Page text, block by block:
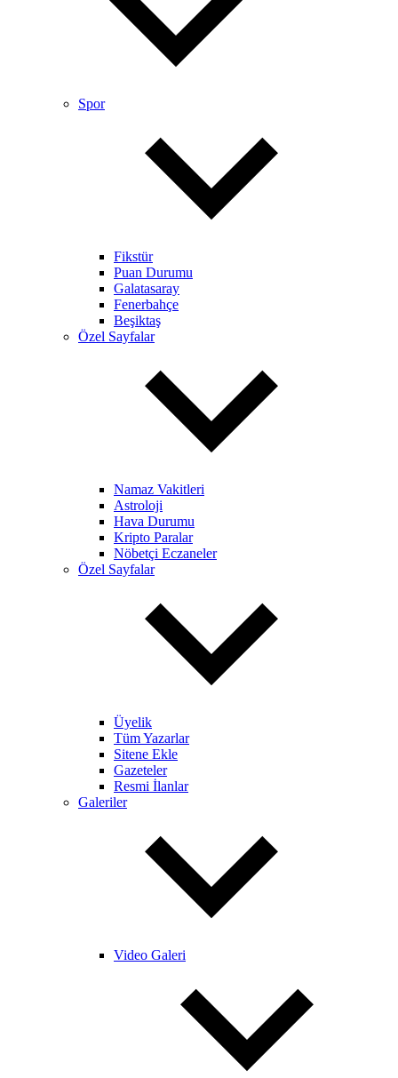
Spor
Fikstür
Puan Durumu
Galatasaray
Fenerbahçe
Beşiktaş
Özel Sayfalar
Namaz Vakitleri
Astroloji
Hava Durumu
Kripto Paralar
Nöbetçi Eczaneler
Özel Sayfalar
Üyelik
Tüm Yazarlar
Sitene Ekle
Gazeteler
Resmi İlanlar
Galeriler
Video Galeri